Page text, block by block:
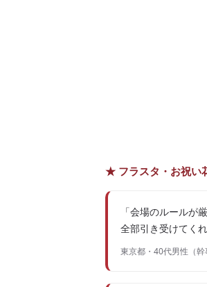
★ フラスタ・お祝い
「会場のルールが
全部引き受けてく
東京都・40代男性（幹